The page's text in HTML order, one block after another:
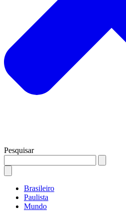
Pesquisar
Brasileiro
Paulista
Mundo